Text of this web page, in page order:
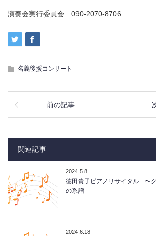
演奏会実行委員会 090-2070-8706
名義後援コンサート
前の記事
関連記事
2024.5.8
徳田貴子ピアノリサイタル 〜
の系譜
2024.6.18